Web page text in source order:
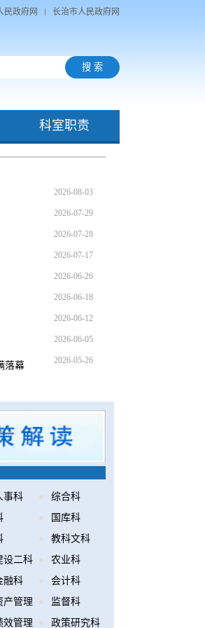
民政府网 长治市人民政府网
科室职责
2026-08-03
2026-07-29
2026-07-28
2026-07-17
2026-06-26
2026-06-18
2026-06-12
2026-06-05
落幕 2026-05-26
事科
综合科
国库科
教科文科
设二科
农业科
融科
会计科
产管理
监督科
效管理 政策研究科